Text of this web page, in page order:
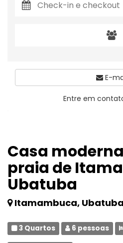
Casa
praia de
Ubatuba
Itamambuca, Ubatuba
3 Quartos 6 pessoas
E-
Entre em